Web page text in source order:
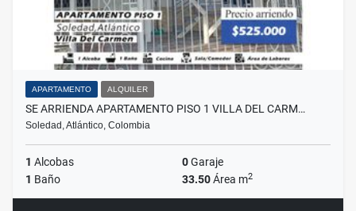
APARTAMENTO ALQUILER
SE ARRIENDA APARTAMENTO PISO 1 VILLA DEL CARM…
Soledad, Atlántico, Colombia
1 Alcobas 0Garaje
1 Baño 33.50Área m2